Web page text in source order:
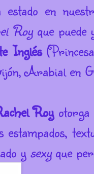
estado en
Royque puede
Inglés
Arabial en
Royotorga
estampados,
y sexyque